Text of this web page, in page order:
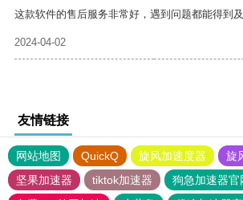
这款软件的售后服务非常好，遇到问题都能得到及
2024-04-02
友情链接
网站地图 QuickQ 旋风加速度器
旋
坚果加速器
tiktok加速器
狗急加速器官